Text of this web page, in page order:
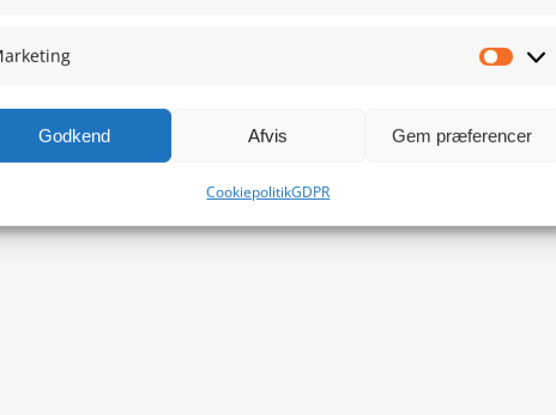
Godkend Afvis Gem præferencer
CookiepolitikGDPR